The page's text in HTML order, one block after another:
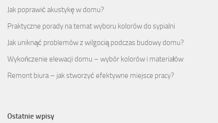
Jak poprawić akustykę w domu?
Praktyczne porady na temat wyboru kolorów do sypialni
Jak uniknąć problemów z wilgocią podczas budowy domu?
Wykończenie elewacji domu – wybór kolorów i materiałów
Remont biura – jak stworzyć efektywne miejsce pracy?
Ostatnie wpisy